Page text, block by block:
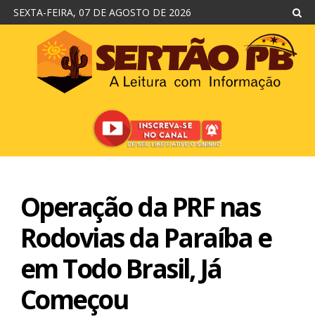
SEXTA-FEIRA, 07 DE AGOSTO DE 2026
Operação da PRF nas
Rodovias da Paraíba e
em Todo Brasil, Já
Começou